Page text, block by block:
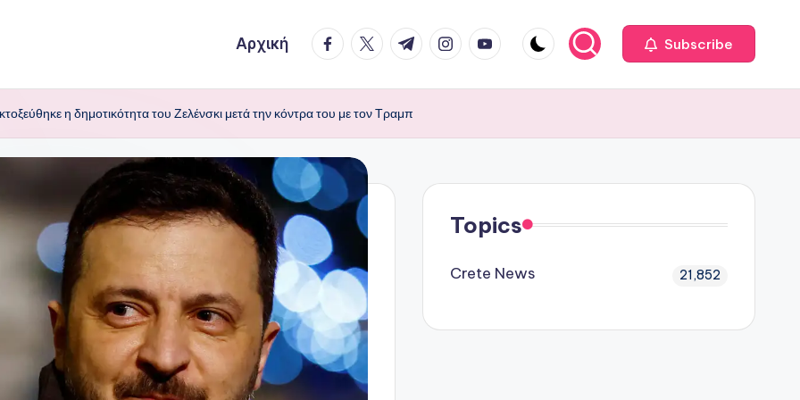
Αρχική facebook.com
twitter.com
t.me instagram.com
youtube.com Subscribe
η δημοτικότητα του Ζελένσκι μετά την κόντρα του με τον Τραμπ
Topics
Crete News 21,852